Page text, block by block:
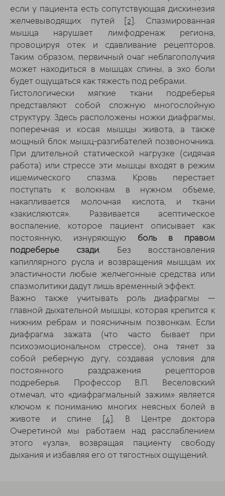
если у пациента есть сопутствующая дискинезия
желчевыводящих путей [2]. Спазмированная
мышца нарушает лимфодренаж региона,
провоцируя отек и сдавливание рецепторов.
Таким образом, первичный очаг неблагополучия
может находиться в мышцах спины, а эхо боли
будет ощущаться как тяжесть под ребрами.
Гистологически мягкие ткани подреберья
представляют собой сложную многослойную
структуру. Здесь расположены ножки диафрагмы,
поперечная и косая мышцы живота, а также
мощный блок мышц-разгибателей позвоночника.
При длительной статической нагрузке (сидячая
работа) или стрессе эти мышцы входят в режим
ишемического спазма. Кровь перестает
поступать к волокнам в нужном объеме,
накапливается молочная кислота, и ткани
«закисляются». Развивается асептическое
воспаление, которое пациент описывает как
постоянную, изнуряющую боль в правом
подреберье сзади. Без восстановления
капиллярного русла и возвращения мышцам их
эластичности любые желчегонные средства или
спазмолитики дадут лишь временный эффект.
Важно также учитывать роль диафрагмы —
главной дыхательной мышцы, которая крепится к
нижним ребрам и поясничным позвонкам. Если
диафрагма зажата (что часто бывает при
психоэмоциональном стрессе), она тянет за
собой реберную дугу, создавая условия для
постоянного раздражения рецепторов
подреберья. Профессор В.П. Веселовский
отмечал, что «диафрагмальный зажим» является
ключом к пониманию многих неясных болей в
животе и спине [4]. В Центре доктора
Очеретиной мы работаем над расслаблением
этого «узла», возвращая пациенту свободу
дыхания и избавляя его от тягостных ощущений.